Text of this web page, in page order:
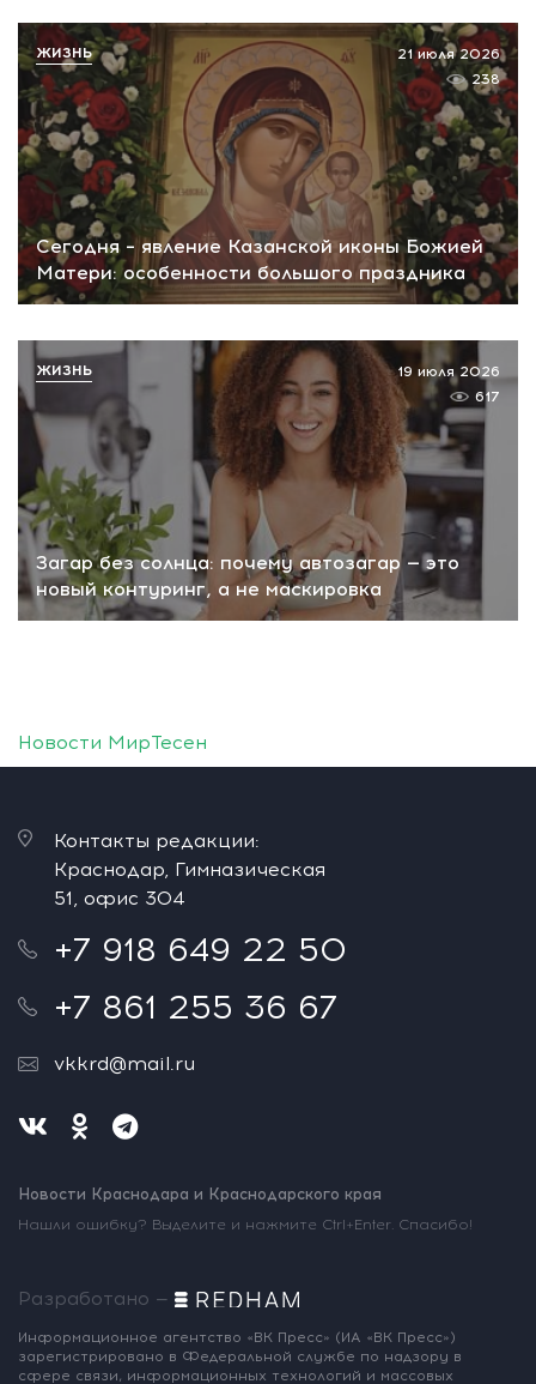
Сегодня – явление Казанской иконы Божией
Матери: особенности большого праздника
21 июля 2026
238
ЖИЗНЬ
Загар без солнца: почему автозагар — это
новый контуринг, а не маскировка
19 июля 2026
617
ЖИЗНЬ
Новости МирТесен
Контакты редакции:
Краснодар, Гимназическая
51, офис 304
+7 918 649 22 50
+7 861 255 36 67
vkkrd@mail.ru
Новости Краснодара и Краснодарского края
Нашли ошибку? Выделите и нажмите Ctrl+Enter. Спасибо!
Разработано —
Информационное агентство «ВК Пресс» (ИА «ВК Пресс»)
зарегистрировано в Федеральной службе по надзору в
сфере связи, информационных технологий и массовых